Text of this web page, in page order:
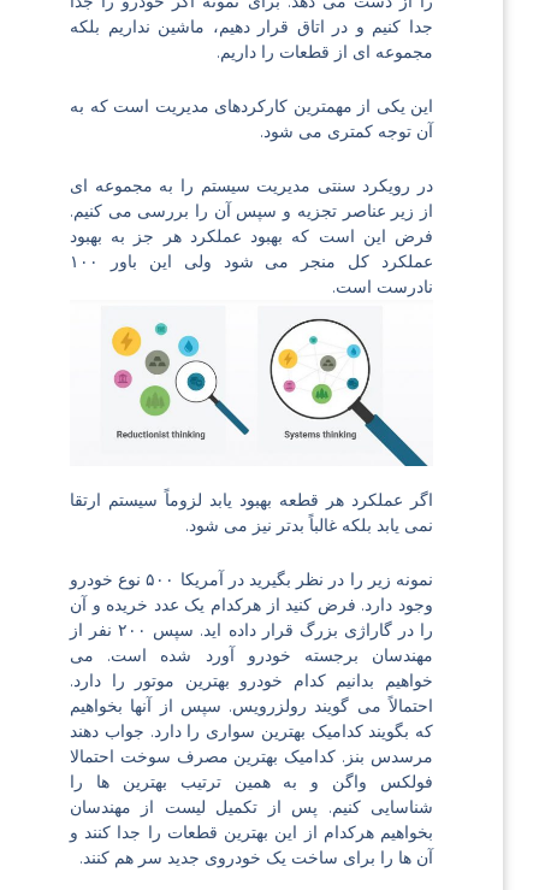
جدا کنیم و در اتاق قرار دهیم، ماشین نداریم بلکه
مجموعه ای از قطعات را داریم.
این یکی از مهمترین کارکردهای مدیریت است که به
آن توجه کمتری می شود.
در رویکرد سنتی مدیریت سیستم را به مجموعه ای
از زیر عناصر تجزیه و سپس آن را بررسی می کنیم.
فرض این است که بهبود عملکرد هر جز به بهبود
عملکرد کل منجر می شود ولی این باور ۱۰۰
نادرست است.
اگر عملکرد هر قطعه بهبود یابد لزوماً سیستم ارتقا
نمی یابد بلکه غالباً بدتر نیز می شود.
نمونه زیر را در نظر بگیرید در آمریکا ۵۰۰ نوع خودرو
وجود دارد. فرض کنید از هرکدام یک عدد خریده و آن
را در گاراژی بزرگ قرار داده اید. سپس ۲۰۰ نفر از
مهندسان برجسته خودرو آورد شده است. می
خواهیم بدانیم کدام خودرو بهترین موتور را دارد.
احتمالاً می گویند رولزرویس. سپس از آنها بخواهیم
که بگویند کدامیک بهترین سواری را دارد. جواب دهند
مرسدس بنز. کدامیک بهترین مصرف سوخت احتمالا
فولکس واگن و به همین ترتیب بهترین ها را
شناسایی کنیم. پس از تکمیل لیست از مهندسان
بخواهیم هرکدام از این بهترین قطعات را جدا کنند و
آن ها را برای ساخت یک خودروی جدید سر هم کنند.